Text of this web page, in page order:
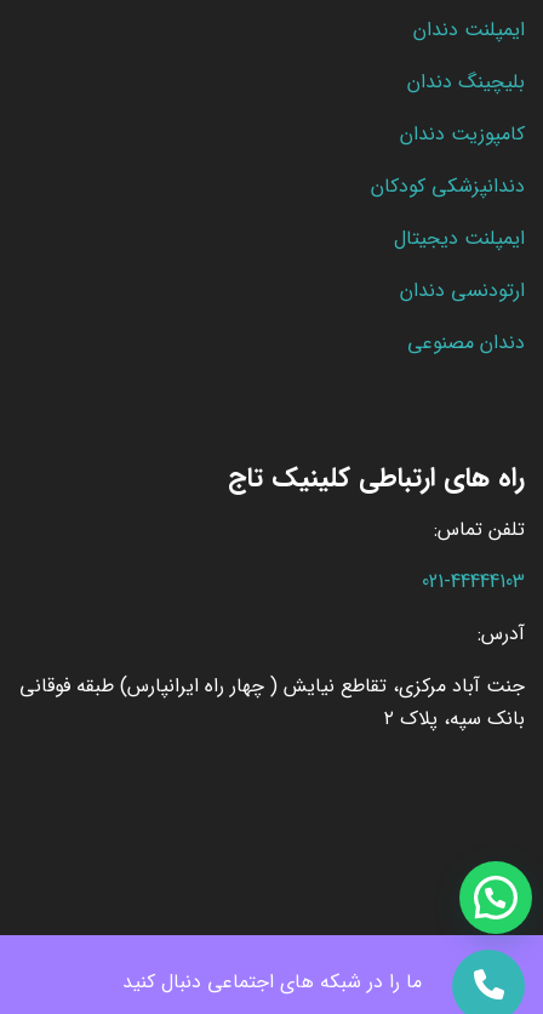
ایمپلنت دندان
بلیچینگ دندان
کامپوزیت دندان
دندانپزشکی کودکان
ایمپلنت دیجیتال
ارتودنسی دندان
دندان مصنوعی
راه های ارتباطی کلینیک تاج
تلفن تماس:
021-44444103
آدرس:
جنت آباد مرکزی، تقاطع نیایش ( چهار راه ایرانپارس) طبقه فوقانی
بانک سپه، پلاک ۲
ما را در شبکه های اجتماعی دنبال کنید